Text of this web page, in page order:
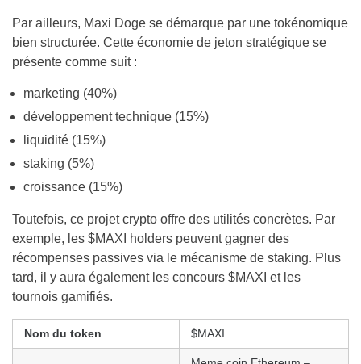
Par ailleurs, Maxi Doge se démarque par une tokénomique
bien structurée. Cette économie de jeton stratégique se
présente comme suit :
marketing (40%)
développement technique (15%)
liquidité (15%)
staking (5%)
croissance (15%)
Toutefois, ce projet crypto offre des utilités concrètes. Par
exemple, les $MAXI holders peuvent gagner des
récompenses passives via le mécanisme de staking. Plus
tard, il y aura également les concours $MAXI et les
tournois gamifiés.
Nom du token $MAXI